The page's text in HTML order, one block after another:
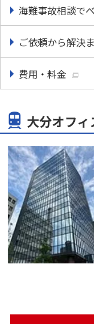
海難事故相談で
ご依頼から解決
費用・料金
大分オフィ